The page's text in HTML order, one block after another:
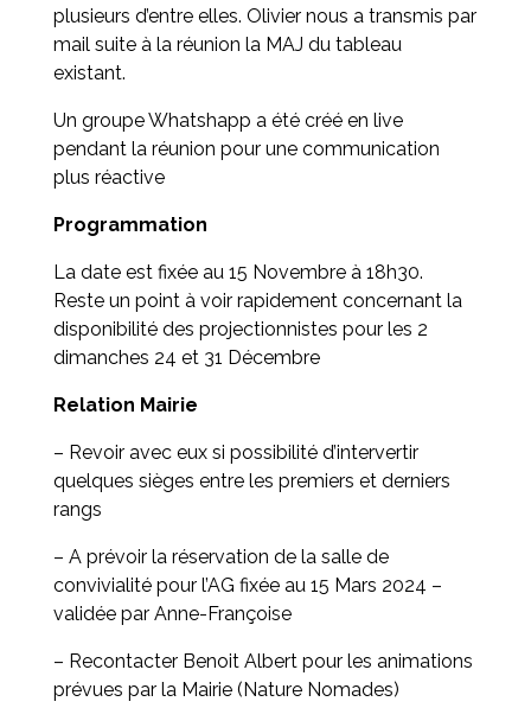
plusieurs d’entre elles. Olivier nous a transmis par
mail suite à la réunion la MAJ du tableau
existant.
Un groupe Whatshapp a été créé en live
pendant la réunion pour une communication
plus réactive
Programmation
La date est fixée au 15 Novembre à 18h30.
Reste un point à voir rapidement concernant la
disponibilité des projectionnistes pour les 2
dimanches 24 et 31 Décembre
Relation Mairie
– Revoir avec eux si possibilité d’intervertir
quelques sièges entre les premiers et derniers
rangs
– A prévoir la réservation de la salle de
convivialité pour l’AG fixée au 15 Mars 2024 –
validée par Anne-Françoise
– Recontacter Benoit Albert pour les animations
prévues par la Mairie (Nature Nomades)